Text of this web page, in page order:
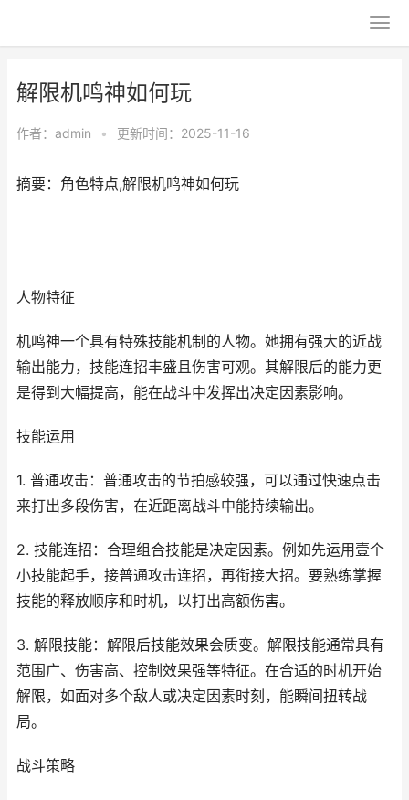
解限机鸣神如何玩
作者： admin • 更新时间：2025-11-16
摘要：角色特点,解限机鸣神如何玩
人物特征
机鸣神一个具有特殊技能机制的人物。她拥有强大的近战
输出能力，技能连招丰盛且伤害可观。其解限后的能力更
是得到大幅提高，能在战斗中发挥出决定因素影响。
技能运用
1. 普通攻击：普通攻击的节拍感较强，可以通过快速点击
来打出多段伤害，在近距离战斗中能持续输出。
2. 技能连招：合理组合技能是决定因素。例如先运用壹个
小技能起手，接普通攻击连招，再衔接大招。要熟练掌握
技能的释放顺序和时机，以打出高额伤害。
3. 解限技能：解限后技能效果会质变。解限技能通常具有
范围广、伤害高、控制效果强等特征。在合适的时机开始
解限，如面对多个敌人或决定因素时刻，能瞬间扭转战
局。
战斗策略